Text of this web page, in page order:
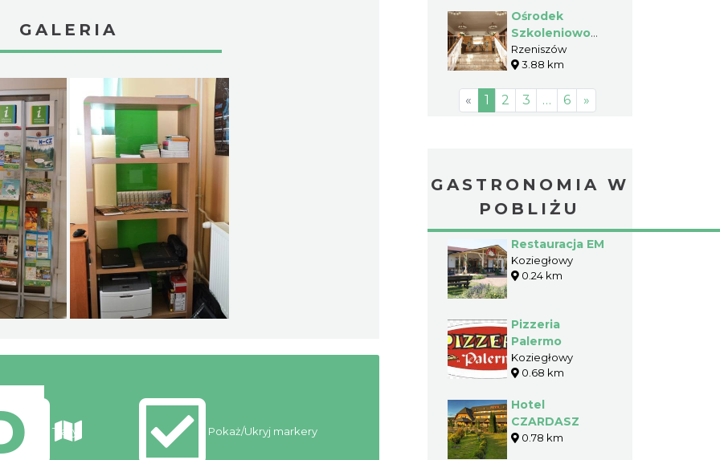
GALERIA
Trasy Pokaż/Ukryj markery
Ośrodek
Szkoleniowo
Wypoczynkowy
Zacisze
Rzeniszów
3.88 km
« 1 2 3 … 6 »
GASTRONOMIA W
POBLIŻU
Restauracja EM
Koziegłowy
0.24 km
Pizzeria
Palermo
Koziegłowy
0.68 km
Hotel
CZARDASZ
0.78 km